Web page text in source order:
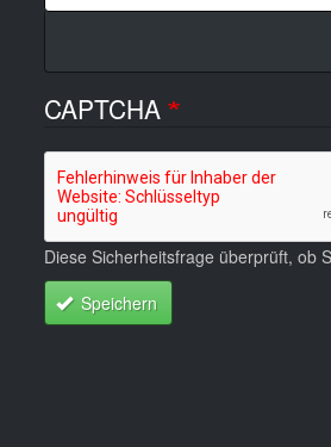
CAPTCHA
Diese Sicherheitsfrage überprüft, ob
Speichern